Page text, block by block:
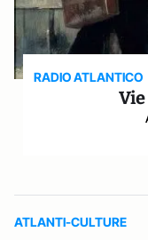
RADIO ATLANTICO
ATLANTI-CULTURE